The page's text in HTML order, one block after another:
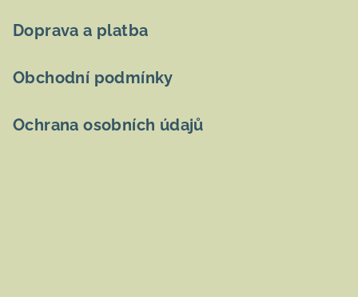
Doprava a platba
Obchodní podmínky
Ochrana osobních údajů